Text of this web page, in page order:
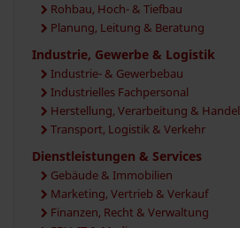
Rohbau, Hoch- & Tiefbau
Planung, Leitung & Beratung
Industrie, Gewerbe & Logistik
Industrie- & Gewerbebau
Industrielles Fachpersonal
Herstellung, Verarbeitung & Handel
Transport, Logistik & Verkehr
Dienstleistungen & Services
Gebäude & Immobilien
Marketing, Vertrieb & Verkauf
Finanzen, Recht & Verwaltung